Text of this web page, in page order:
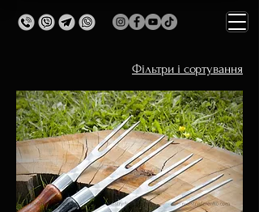
Фільтри і сортування